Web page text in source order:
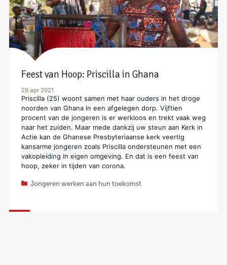
Feest van Hoop: Priscilla in Ghana
29 apr 2021
Priscilla (25) woont samen met haar ouders in het droge
noorden van Ghana in een afgelegen dorp. Vijftien
procent van de jongeren is er werkloos en trekt vaak weg
naar het zuiden. Maar mede dankzij uw steun aan Kerk in
Actie kan de Ghanese Presbyteriaanse kerk veertig
kansarme jongeren zoals Priscilla ondersteunen met een
vakopleiding in eigen omgeving. En dat is een feest van
hoop, zeker in tijden van corona.
Jongeren werken aan hun toekomst